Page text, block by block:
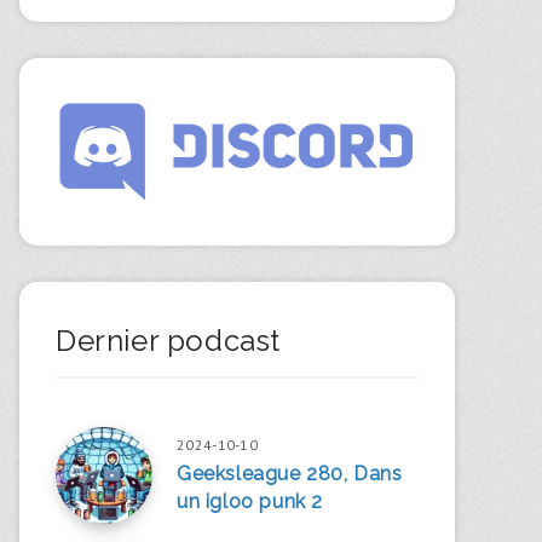
Dernier podcast
2024-10-10
Geeksleague 280, Dans
un igloo punk 2